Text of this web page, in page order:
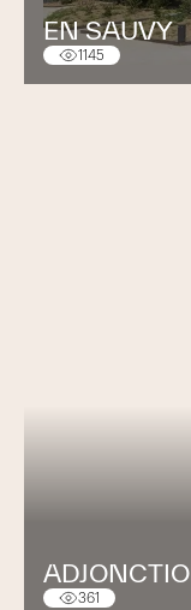
EN SAUVY
1145
361